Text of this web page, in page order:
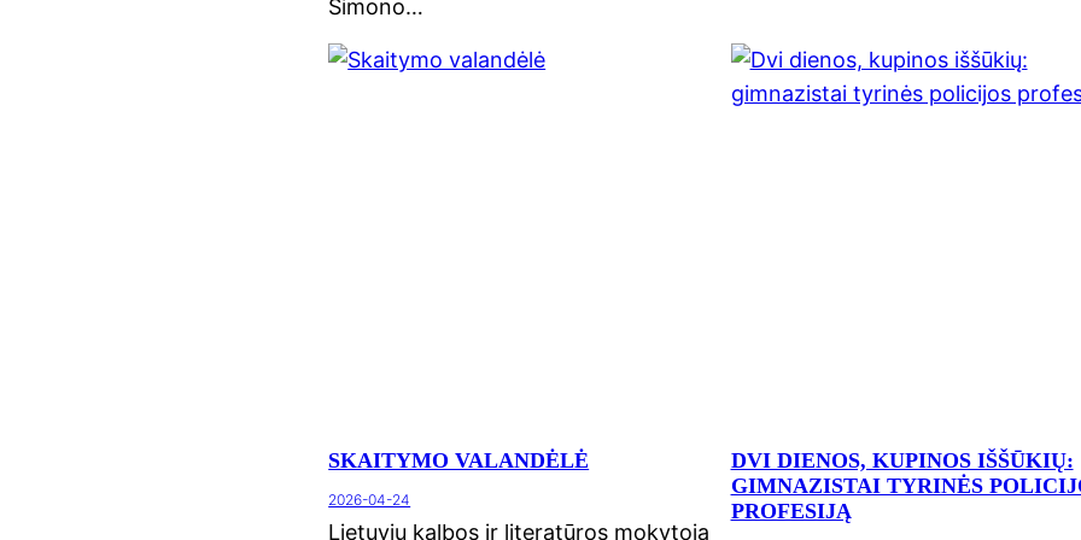
Simono…
SKAITYMO VALANDĖLĖ
2026-04-24
Lietuvių kalbos ir literatūros mokytoja
DVI DIENOS, KUPINOS IŠŠŪKIŲ:
GIMNAZISTAI TYRINĖS
PROFESIJĄ